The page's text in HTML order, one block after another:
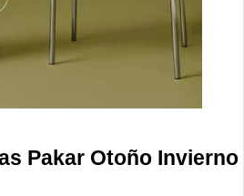
Pakar Otoño Invierno